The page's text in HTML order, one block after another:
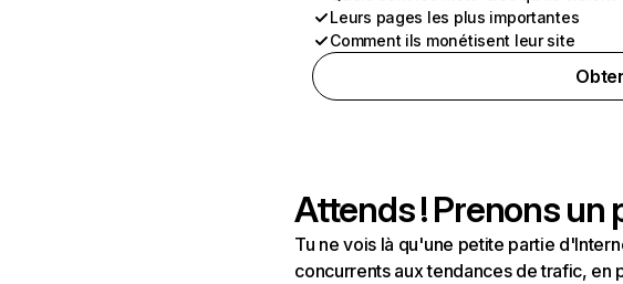
Leurs pages les plus importantes
Comment ils monétisent leur site
Attends ! Prenons un
Tu ne vois là qu'une petite partie
concurrents aux tendances de trafic, en